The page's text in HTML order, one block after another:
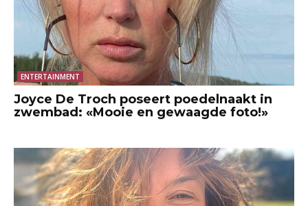
ENTERTAINMENT
Joyce De Troch poseert poedelnaakt in
zwembad: «Mooie en gewaagde foto!»